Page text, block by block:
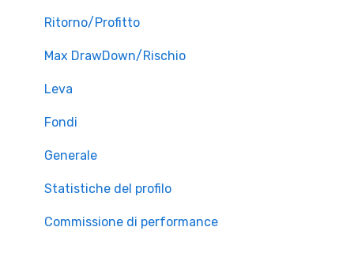
Ritorno/Profitto
Max DrawDown/Rischio
Leva
Fondi
Generale
Statistiche del profilo
Commissione di performance